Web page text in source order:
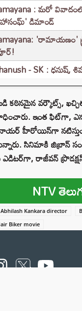
: మరో
డిమాండ్
'రామాయణం'
- SK :
కఠినమైన వర్కౌట్స్,
ఇంత ఫిట్‌గా,
హీరోయిన్‌గా
సినిమాకి జిబ్రాన్
రాజీవన్ ప్రొడక్షన్
NTV
Abhilash Kankara director
Biker movie